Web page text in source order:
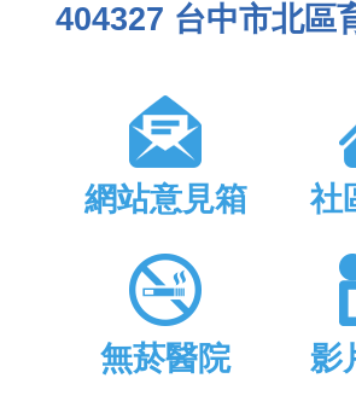
404327 台中市北區
網站意見箱 社
無菸醫院 影